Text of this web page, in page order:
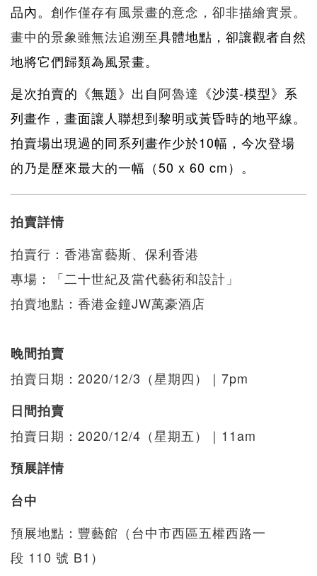
品內。 創作僅存有風景畫的意念，卻非描繪實景。
畫中的景象雖無法追溯至具體地點，卻讓觀者自然
地將它們歸類為風景畫。
是次拍賣的《無題》出自阿魯達 《沙漠-模型》系
列畫作，畫面讓人聯想到黎明或黃昏時的地平線。
拍賣場出現過的同系列畫作少於10幅，今次登場
的乃是歷來最大的一幅（50 x 60 cm）。
拍賣詳情
拍賣行：香港富藝斯、保利香港
專場：「二十世紀及當代藝術和設計」
拍賣地點：香港金鐘JW萬豪酒店
晚間拍賣
拍賣日期：2020/12/3（星期四）｜7pm
日間拍賣
拍賣日期：2020/12/4（星期五）｜11am
預展詳情
台中
預展地點：豐藝館（台中市西區五權西路一
段 110 號 B1）